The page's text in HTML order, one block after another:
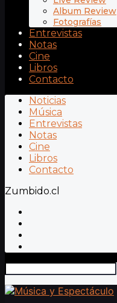
Album Review
Fotografías
Entrevistas
Notas
Cine
Libros
Contacto
Noticias
Música
Entrevistas
Notas
Cine
Libros
Contacto
Zumbido.cl